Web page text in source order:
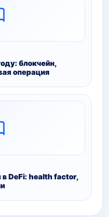
блокчейн,
операция
DeFi: health factor,